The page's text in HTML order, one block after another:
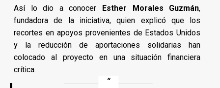
Así lo dio a conocer Esther Morales Guzmán,
fundadora de la iniciativa, quien explicó que los
recortes en apoyos provenientes de Estados Unidos
y la reducción de aportaciones solidarias han
colocado al proyecto en una situación financiera
crítica.